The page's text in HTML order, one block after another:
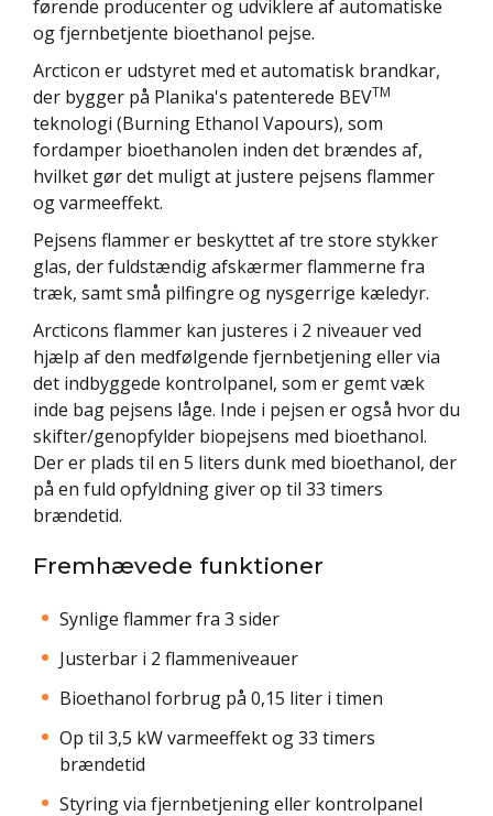
førende producenter og udviklere af automatiske
og fjernbetjente bioethanol pejse.
Arcticon er udstyret med et automatisk brandkar,
der bygger på Planika's patenterede BEVTM
teknologi (Burning Ethanol Vapours), som
fordamper bioethanolen inden det brændes af,
hvilket gør det muligt at justere pejsens flammer
og varmeeffekt.
Pejsens flammer er beskyttet af tre store stykker
glas, der fuldstændig afskærmer flammerne fra
træk, samt små pilfingre og nysgerrige kæledyr.
Arcticons flammer kan justeres i 2 niveauer ved
hjælp af den medfølgende fjernbetjening eller via
det indbyggede kontrolpanel, som er gemt væk
inde bag pejsens låge. Inde i pejsen er også hvor du
skifter/genopfylder biopejsens med bioethanol.
Der er plads til en 5 liters dunk med bioethanol, der
på en fuld opfyldning giver op til 33 timers
brændetid.
Fremhævede funktioner
Synlige flammer fra 3 sider
Justerbar i 2 flammeniveauer
Bioethanol forbrug på 0,15 liter i timen
Op til 3,5 kW varmeeffekt og 33 timers
brændetid
Styring via fjernbetjening eller kontrolpanel